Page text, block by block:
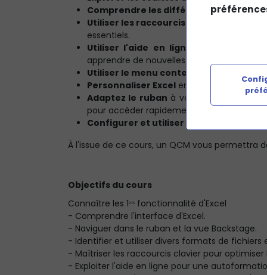
Comprendre les différents formats de
Utiliser les raccourcis clavier
essentiels.
Utiliser l'aide en ligne
apprendre de nouvelles fonctionnalités.
Utiliser le menu contextuel
pour un
Personnaliser Excel en modifiant le
Adaptez le ruban à vos besoins
pour accéder rapidement aux fonctions les
Configurer et utiliser la barre d'outils
À l'issue de ce cours, un QCM vous permettra
Objectifs du cours
Connaître les 1ᵉʳˢ fonctionnalité d'Excel
- Comprendre l'interface d'Excel.
- Naviguer dans le ruban et la vue Backstage.
- Identifier et utiliser divers formats de fichiers
- Maîtriser les raccourcis clavier pour
- Exploiter l'aide en ligne pour une